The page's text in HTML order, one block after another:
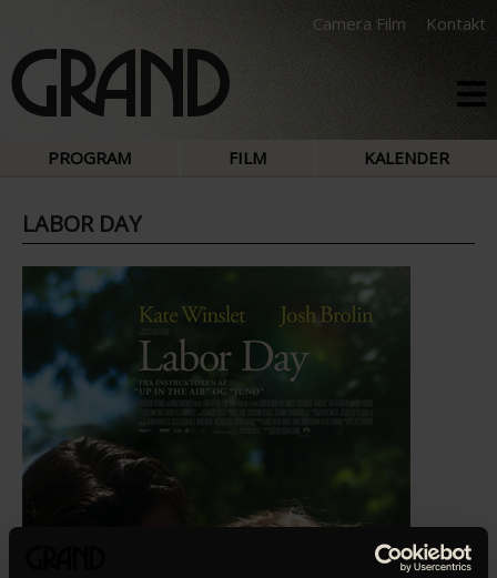
Camera Film Kontakt
PROGRAM FILM KALENDER
LABOR DAY